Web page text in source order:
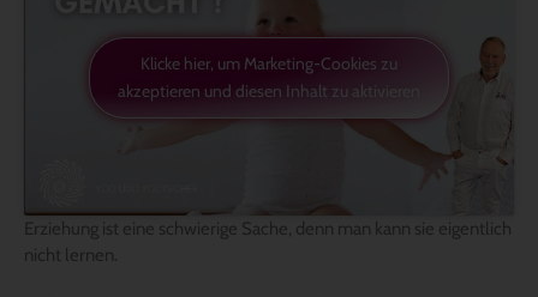
Klicke hier, um Marketing-Cookies zu
akzeptieren und diesen Inhalt zu aktivieren
Erziehung ist eine schwierige Sache, denn man kann sie eigentlich
nicht lernen.